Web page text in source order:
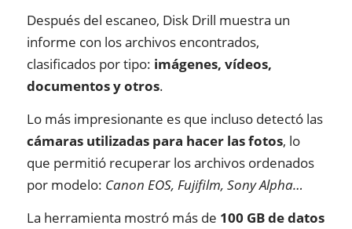
Después del escaneo, Disk Drill muestra un
informe con los archivos encontrados,
clasificados por tipo: imágenes, vídeos,
documentos y otros.
Lo más impresionante es que incluso detectó las
cámaras utilizadas para hacer las fotos, lo
que permitió recuperar los archivos ordenados
por modelo: Canon EOS, Fujifilm, Sony Alpha…
La herramienta mostró más de 100 GB de datos